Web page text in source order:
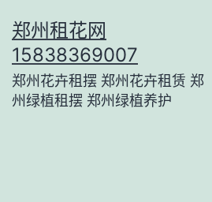
至
内
容
郑州租花网
15838369007
郑州花卉租摆 郑州花卉租赁 郑
州绿植租摆 郑州绿植养护